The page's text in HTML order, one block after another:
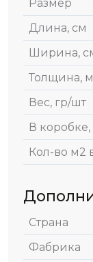
Размер
Длина, см
Ширина,
Толщина,
Вес, гр/шт
В
Кол-во м2
Страна
Фабрика